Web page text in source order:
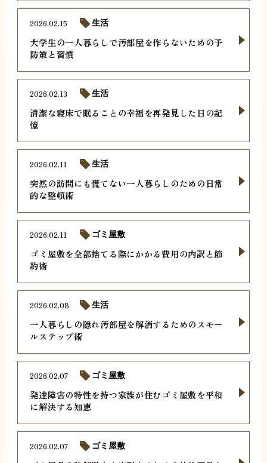
大学生の一人暮らしで汚部屋を作らないための予
防策と習慣
2026.02.15 生活
清潔な寝床で眠ることの幸福を再発見した日の記
憶
2026.02.13 生活
突然の訪問にも慌てない一人暮らしのための日常
的な整頓術
2026.02.11 生活
ゴミ屋敷を全部捨てる際にかかる費用の内訳と節
約術
2026.02.11 ゴミ屋敷
一人暮らしの隠れ汚部屋を解消するためのスモー
ルステップ術
2026.02.08 生活
発達障害の特性を持つ家族が住むゴミ屋敷を平和
に解決する知恵
2026.02.07 ゴミ屋敷
2026.02.07 ゴミ屋敷